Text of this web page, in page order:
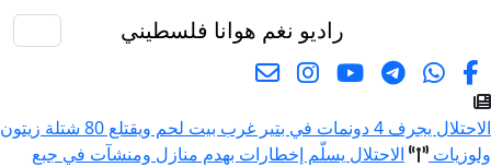
راديو نغم هوانا فلسطيني
الاحتلال يجرف 4 دونمات في بتير غرب بيت لحم ويقتلع 80 شتلة زيتون
ولوزيات
الاحتلال يسلّم إخطارات بهدم منازل ومنشآت في جبع